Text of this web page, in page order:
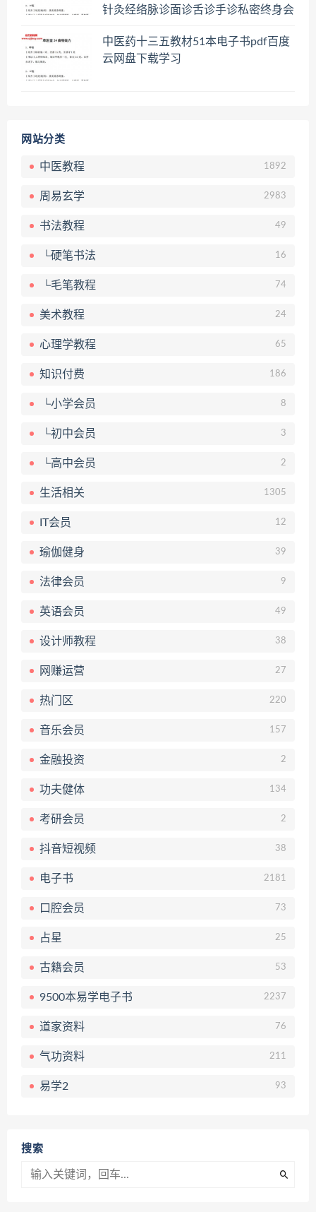
针灸经络脉诊面诊舌诊手诊私密终身会
中医药十三五教材51本电子书pdf百度
云网盘下载学习
网站分类
中医教程 1892
周易玄学 2983
书法教程 49
└硬笔书法 16
└毛笔教程 74
美术教程 24
心理学教程 65
知识付费 186
└小学会员 8
└初中会员 3
└高中会员 2
生活相关 1305
IT会员 12
瑜伽健身 39
法律会员 9
英语会员 49
设计师教程 38
网赚运营 27
热门区 220
音乐会员 157
金融投资 2
功夫健体 134
考研会员 2
抖音短视频 38
电子书 2181
口腔会员 73
占星 25
古籍会员 53
9500本易学电子书 2237
道家资料 76
气功资料 211
易学2 93
搜索